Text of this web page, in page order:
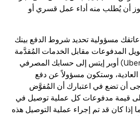
و(2) لا يجوز أن يُطلب منه أداء عمل قسري أو
مسؤولية تحديد شروط الدفع بينك
المدفوعات مقابل الخدمات المُقدَّمة
في حسابك في (Uber Eats) أوبر إيتس إلى حسابك المصرفي
العادية، وستكون مسؤولاً عن دفع
أن تضع في اعتبارك أن المُفوَّض
قيمة مدفوعات كل عملية توصيل في
كان قد تم إجراء عملية التوصيل هذه